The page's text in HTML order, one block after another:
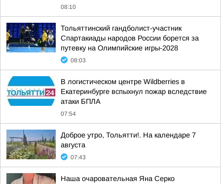
08:10
Тольяттинский гандболист-участник
Спартакиады народов России борется за
путевку на Олимпийские игры-2028
08:03
В логистическом центре Wildberries в
Екатеринбурге вспыхнул пожар вследствие
атаки БПЛА
07:54
Доброе утро, Тольятти!. На календаре 7
августа
07:43
Наша очаровательная Яна Серко